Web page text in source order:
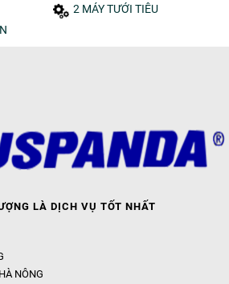
2 MÁY TƯỚI TIÊU
LÀ DỊCH VỤ TỐT NHẤT
NÔNG